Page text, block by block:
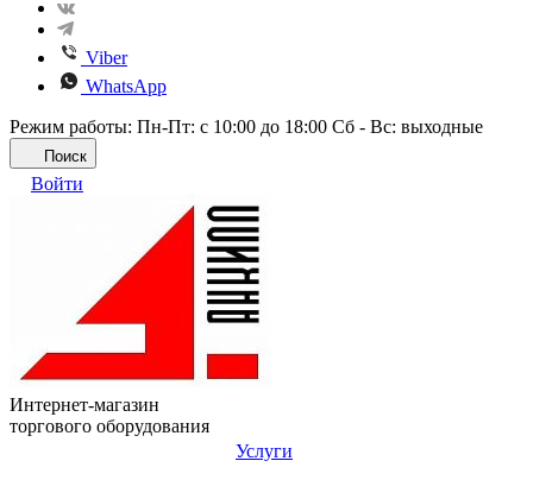
Viber
WhatsApp
Режим работы: Пн-Пт: с 10:00 до 18:00 Сб - Вс: выходные
Поиск
Войти
Интернет-магазин
торгового оборудования
Услуги